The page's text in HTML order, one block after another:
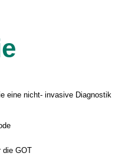
eine nicht- invasive Diagnostik
die GOT